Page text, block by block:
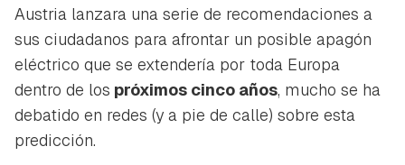
Austria lanzara una serie de recomendaciones a
sus ciudadanos para afrontar un posible apagón
eléctrico que se extendería por toda Europa
dentro de los próximos cinco años, mucho se ha
debatido en redes (y a pie de calle) sobre esta
predicción.